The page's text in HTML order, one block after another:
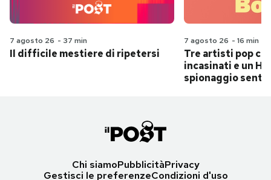
7 agosto 26 - 37 min
Il difficile mestiere di ripetersi
7 agosto 26 - 16 min
Tre artisti pop
incasinati e un
spionaggio
Chi siamoPubblicitàPrivacy
Gestisci le preferenzeCondizioni d'uso